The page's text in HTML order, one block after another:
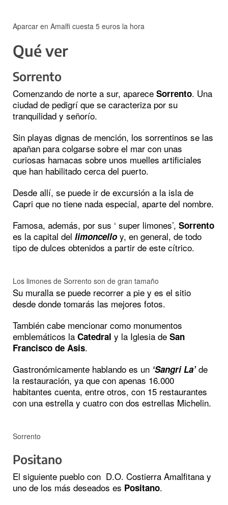
Aparcar en Amalfi cuesta 5 euros la hora
Qué ver
Sorrento
Comenzando de norte a sur, aparece Sorrento. Una
ciudad de pedigrí que se caracteriza por su
tranquilidad y señorío.
Sin playas dignas de mención, los sorrentinos se las
apañan para colgarse sobre el mar con unas
curiosas hamacas sobre unos muelles artificiales
que han habilitado cerca del puerto.
Desde allí, se puede ir de excursión a la isla de
Capri que no tiene nada especial, aparte del nombre.
Famosa, además, por sus ‘ super limones’, Sorrento
es la capital del limoncello y, en general, de todo
tipo de dulces obtenidos a partir de este cítrico.
Los limones de Sorrento son de gran tamaño
Su muralla se puede recorrer a pie y es el sitio
desde donde tomarás las mejores fotos.
También cabe mencionar como monumentos
emblemáticos la Catedral y la Iglesia de San
Francisco de Asis.
Gastronómicamente hablando es un ‘Sangri La’de
la restauración, ya que con apenas 16.000
habitantes cuenta, entre otros, con 15 restaurantes
con una estrella y cuatro con dos estrellas Michelin.
Sorrento
Positano
El siguiente pueblo con D.O. Costierra Amalfitana y
uno de los más deseados es Positano.